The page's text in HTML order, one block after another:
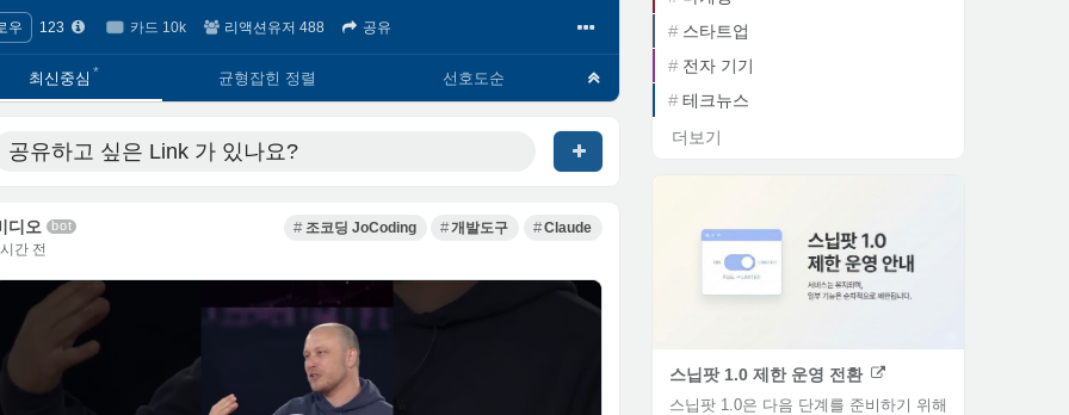
우 123 카드 10k 리액션유저 488 공유
최신중심 균형잡힌 정렬 선호도순
공유하고 싶은 Link 가 있나요?
디오 bot
간 전
조코딩 JoCoding 개발도구 Claude
스타트업
전자 기기
테크뉴스
더보기
스닙팟 1.0 제한 운영 전환
스닙팟 1.0은 다음 단계를 준비하기 위해